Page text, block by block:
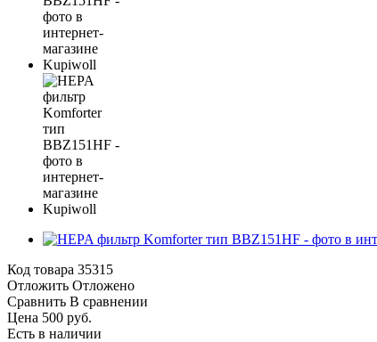
Код товара 35315
Отложить Отложено
Сравнить В сравнении
Цена 500 руб.
Есть в наличии